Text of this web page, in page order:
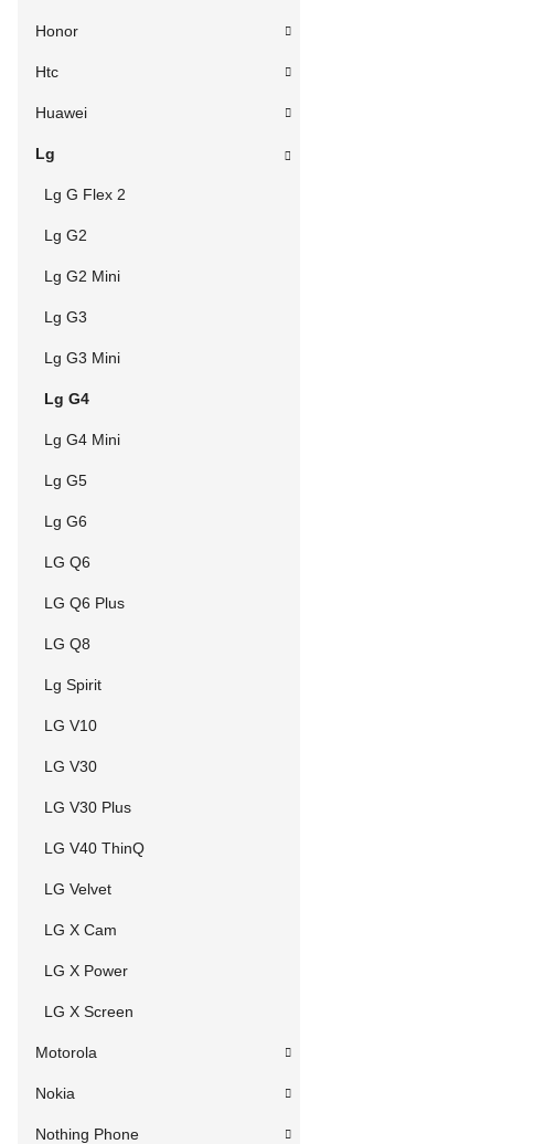
Honor
Htc
Huawei
Lg
Lg G Flex 2
Lg G2
Lg G2 Mini
Lg G3
Lg G3 Mini
Lg G4
Lg G4 Mini
Lg G5
Lg G6
LG Q6
LG Q6 Plus
LG Q8
Lg Spirit
LG V10
LG V30
LG V30 Plus
LG V40 ThinQ
LG Velvet
LG X Cam
LG X Power
LG X Screen
Motorola
Nokia
Nothing Phone